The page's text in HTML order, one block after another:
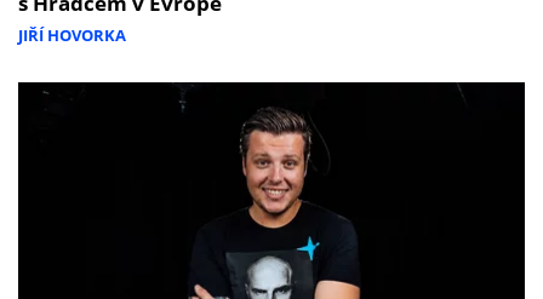
JIŘÍ HOVORKA